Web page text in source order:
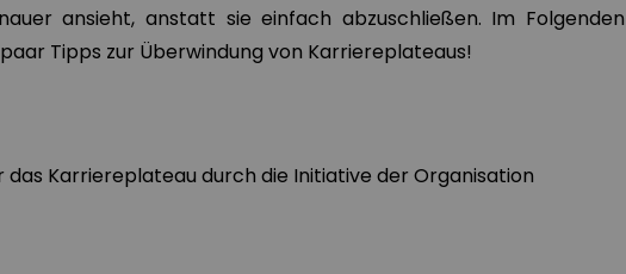
ansieht, anstatt sie einfach abzuschließen. Im Folgenden
Tipps zur Überwindung von Karriereplateaus!
das Karriereplateau durch die Initiative der Organisation